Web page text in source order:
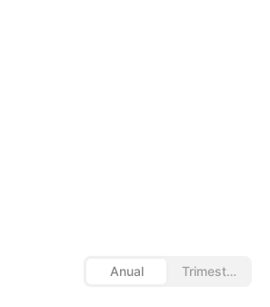
Anual Trimestral